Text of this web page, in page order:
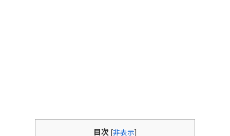
目次 [非表示]